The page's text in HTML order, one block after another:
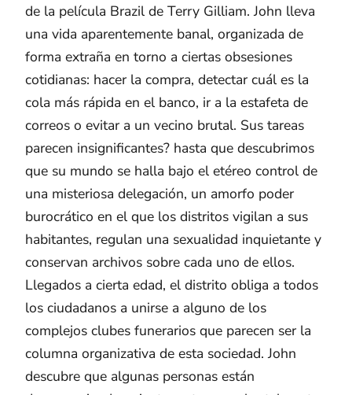
de la película Brazil de Terry Gilliam. John lleva
una vida aparentemente banal, organizada de
forma extraña en torno a ciertas obsesiones
cotidianas: hacer la compra, detectar cuál es la
cola más rápida en el banco, ir a la estafeta de
correos o evitar a un vecino brutal. Sus tareas
parecen insignificantes? hasta que descubrimos
que su mundo se halla bajo el etéreo control de
una misteriosa delegación, un amorfo poder
burocrático en el que los distritos vigilan a sus
habitantes, regulan una sexualidad inquietante y
conservan archivos sobre cada uno de ellos.
Llegados a cierta edad, el distrito obliga a todos
los ciudadanos a unirse a alguno de los
complejos clubes funerarios que parecen ser la
columna organizativa de esta sociedad. John
descubre que algunas personas están